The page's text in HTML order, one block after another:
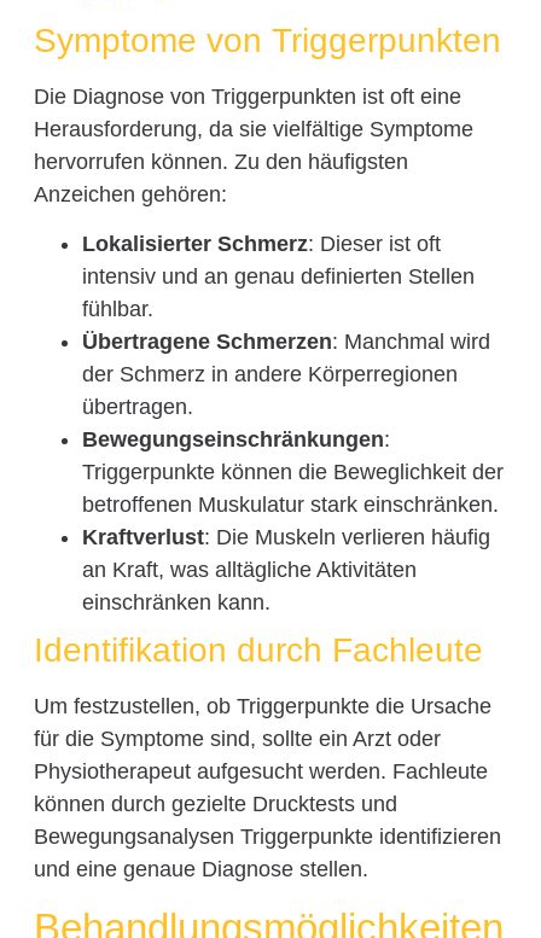
Symptome von Triggerpunkten
Die Diagnose von Triggerpunkten ist oft eine
Herausforderung, da sie vielfältige Symptome
hervorrufen können. Zu den häufigsten
Anzeichen gehören:
Lokalisierter Schmerz: Dieser ist oft
intensiv und an genau definierten Stellen
fühlbar.
Übertragene Schmerzen: Manchmal wird
der Schmerz in andere Körperregionen
übertragen.
Bewegungseinschränkungen:
Triggerpunkte können die Beweglichkeit der
betroffenen Muskulatur stark einschränken.
Kraftverlust: Die Muskeln verlieren häufig
an Kraft, was alltägliche Aktivitäten
einschränken kann.
Identifikation durch Fachleute
Um festzustellen, ob Triggerpunkte die Ursache
für die Symptome sind, sollte ein Arzt oder
Physiotherapeut aufgesucht werden. Fachleute
können durch gezielte Drucktests und
Bewegungsanalysen Triggerpunkte identifizieren
und eine genaue Diagnose stellen.
Behandlungsmöglichkeiten